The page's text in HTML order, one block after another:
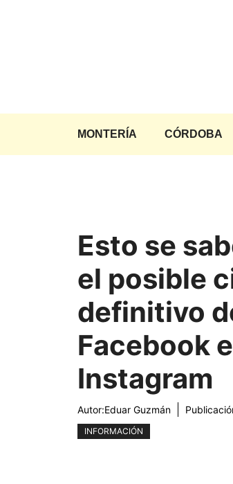
MONTERÍA CÓRDOBA
Esto se
el posible
definitivo
Facebook e
Instagram
Autor:Eduar Guzmán
INFORMACIÓN